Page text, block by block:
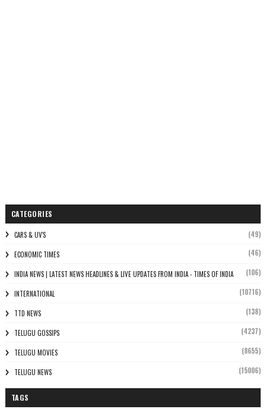
CATEGORIES
CARS & UV'S (49)
ECONOMIC TIMES (46)
INDIA NEWS | LATEST NEWS HEADLINES & LIVE UPDATES FROM INDIA - TIMES OF INDIA (106)
INTERNATIONAL (10716)
TTD NEWS (138)
TELUGU GOSSIPS (4237)
TELUGU MOVIES (8655)
TELUGU NEWS (15006)
TAGS